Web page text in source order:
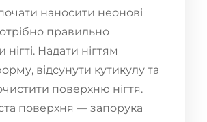
наносити неонові
правильно
нігті. Надати нігтям
відсунути кутикулу та
поверхню нігтя.
поверхня — запорука